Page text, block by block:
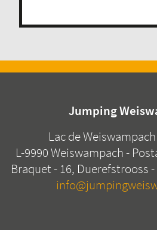
Jumping
Lac de
L-9990 Weiswampach -
Braquet - 16, Duerefstrooss